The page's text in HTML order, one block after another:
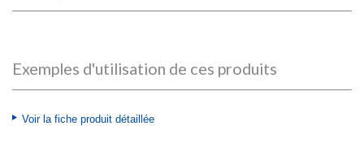
Exemples d'utilisation de ces produits
Voir la fiche produit détaillée